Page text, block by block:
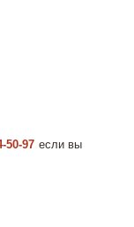
50-97 если вы